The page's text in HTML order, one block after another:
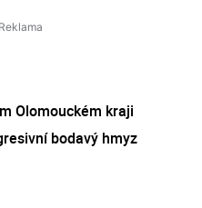
Olomouckém kraji
bodavý hmyz